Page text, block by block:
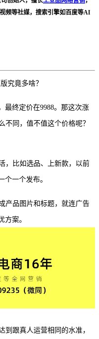
频等社媒，搜索引擎如百度等AI
究竟多啥？
最终定价在9988。那这次涨
同，值不值这个价格呢？
，比如选品、上新款，以前
个一个发布。
产品图片和标题，就连广告
方案。
到跟真人运营相同的水准，